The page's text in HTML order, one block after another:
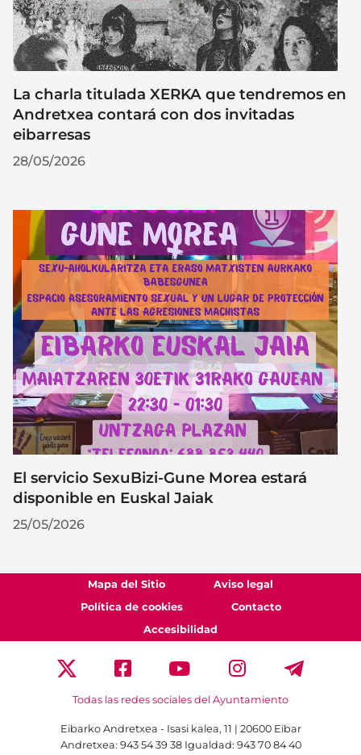
La charla titulada XERKA que tendremos en
Andretxea contará con dos invitadas
eibarresas
28/05/2026
El servicio SexuBizi-Gune Morea estará
disponible en Euskal Jaiak
25/05/2026
Mapa del Sitio
Aviso legal
Política de cookies
Contacto
Accesibilidad
Todas las redes sociales del Ayuntamiento
Eibarko Andretxea - Isasi kalea, 11 | 20600 Eibar
Andretxea: 943 54 39 38 Igualdad: 943 70 84 40